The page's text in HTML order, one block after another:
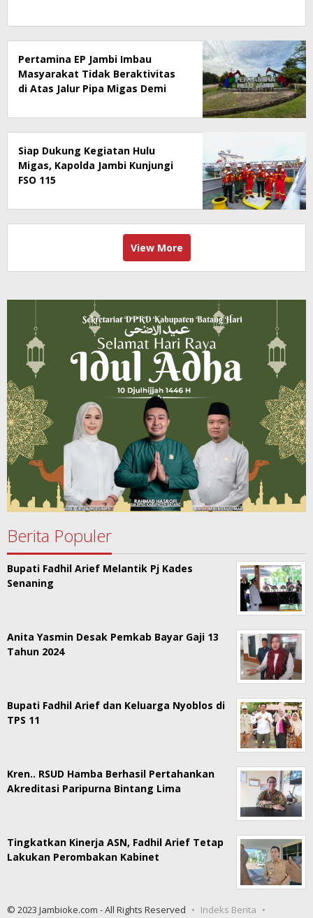
Pertamina EP Jambi Imbau
Masyarakat Tidak Beraktivitas
di Atas Jalur Pipa Migas Demi
Siap Dukung Kegiatan Hulu
Migas, Kapolda Jambi Kunjungi
FSO 115
View More
Berita Populer
Bupati Fadhil Arief Melantik Pj Kades
Senaning
Anita Yasmin Desak Pemkab Bayar Gaji 13
Tahun 2024
Bupati Fadhil Arief dan Keluarga Nyoblos di
TPS 11
Kren.. RSUD Hamba Berhasil Pertahankan
Akreditasi Paripurna Bintang Lima
Tingkatkan Kinerja ASN, Fadhil Arief Tetap
Lakukan Perombakan Kabinet
© 2023 Jambioke.com - All Rights Reserved
Indeks Berita